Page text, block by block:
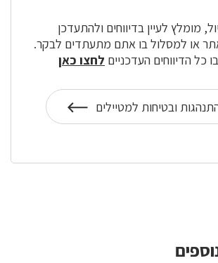
מומלץ לעיין בדיווחים ולהתעדכן
או למסלול בו אתם מתעתדים לבקר.
כל הדיווחים העדכניים לחצו כאן
ובטיחות למטיילים
על